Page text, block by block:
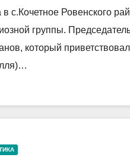
в с.Кочетное Ровенского
группы.
который